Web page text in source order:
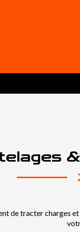
de tracter charges